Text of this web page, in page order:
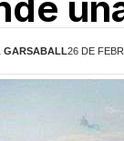
GARSABALL26 DE